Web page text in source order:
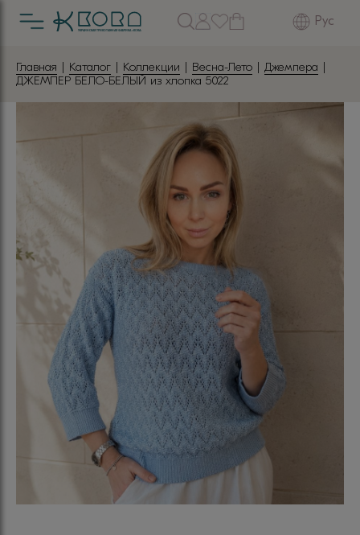
Рус
Главная | Каталог | Коллекции | Весна-Лето | Джемпера |
ДЖЕМПЕР БЕЛО-БЕЛЫЙ из хлопка 5022